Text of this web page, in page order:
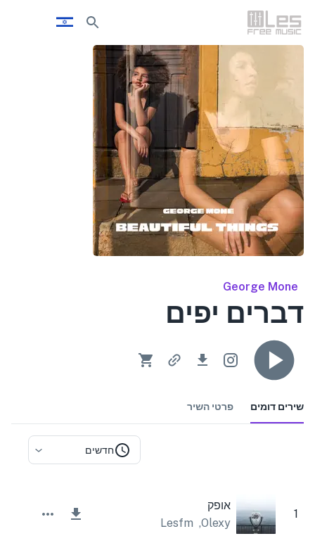
George Mone
דברים יפים
שירים דומים פרטי השיר
חדשים
1
אופק
Olexy
,
Lesfm